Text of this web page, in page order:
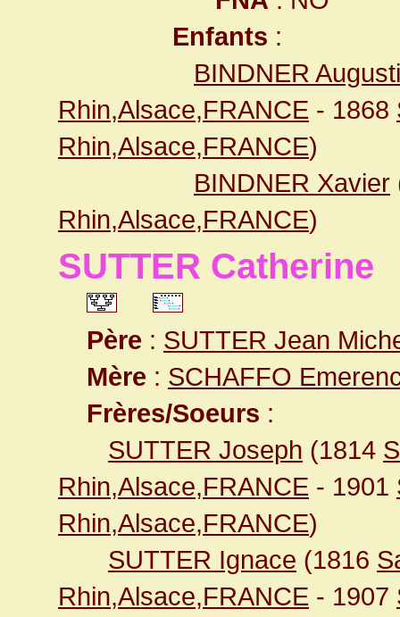
Enfants :
BINDNER
Rhin,Alsace,FRANCE - 1868
Rhin,Alsace,FRANCE)
BINDNER Xavier
Rhin,Alsace,FRANCE)
SUTTER Catherine
Père : SUTTER Jean
Mère : SCHAFFO
Frères/Soeurs :
SUTTER Joseph (1814
Rhin,Alsace,FRANCE - 1901
Rhin,Alsace,FRANCE)
SUTTER Ignace (1816
Rhin,Alsace,FRANCE - 1907